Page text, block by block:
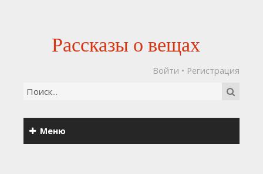
Рассказы о вещах
Войти • Регистрация
Меню